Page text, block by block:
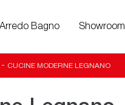
Arredo Bagno Showroom
CUCINE MODERNE LEGNANO